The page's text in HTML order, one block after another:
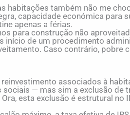
habitações também não me
capacidade económica para
apenas a férias.
para construção não
início de um procedimento
Caso contrário, pobre
associados à
— mas sim a exclusão de
esta exclusão é estrutural no